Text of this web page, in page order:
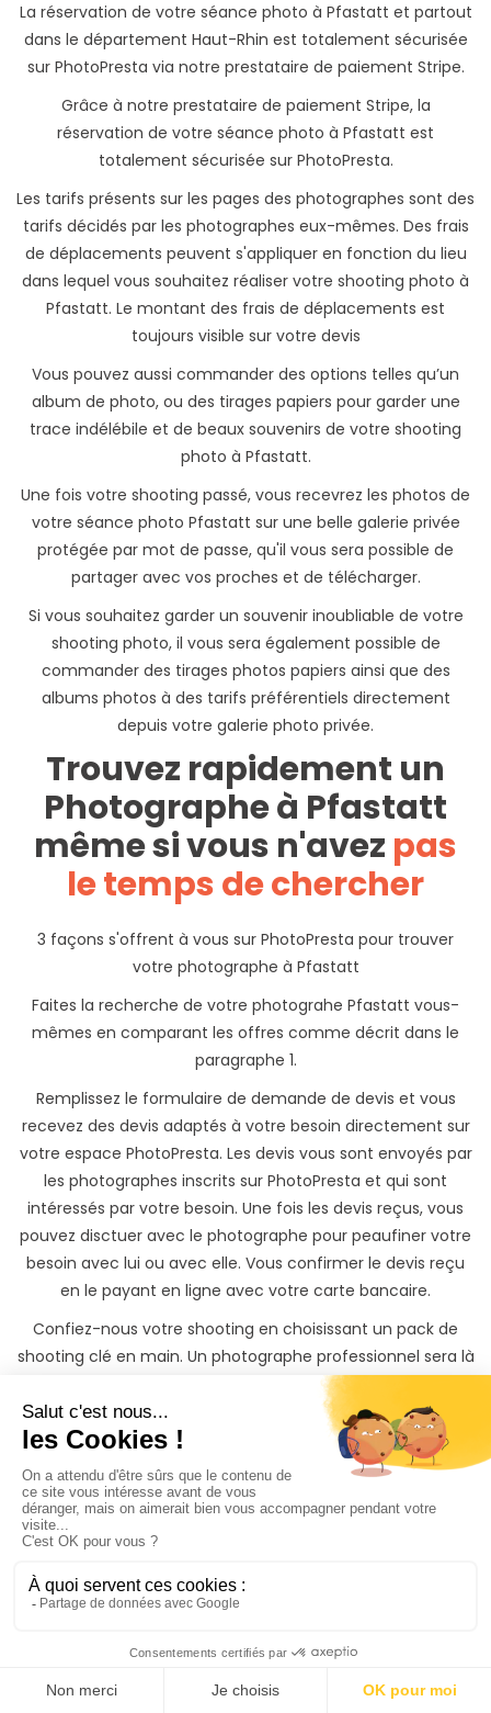
La réservation de votre séance photo à Pfastatt et partout
dans le département Haut-Rhin est totalement sécurisée
sur PhotoPresta via notre prestataire de paiement Stripe.
Grâce à notre prestataire de paiement Stripe, la
réservation de votre séance photo à Pfastatt est
totalement sécurisée sur PhotoPresta.
Les tarifs présents sur les pages des photographes sont des
tarifs décidés par les photographes eux-mêmes. Des frais
de déplacements peuvent s'appliquer en fonction du lieu
dans lequel vous souhaitez réaliser votre shooting photo à
Pfastatt. Le montant des frais de déplacements est
toujours visible sur votre devis
Vous pouvez aussi commander des options telles qu’un
album de photo, ou des tirages papiers pour garder une
trace indélébile et de beaux souvenirs de votre shooting
photo à Pfastatt.
Une fois votre shooting passé, vous recevrez les photos de
votre séance photo Pfastatt sur une belle galerie privée
protégée par mot de passe, qu'il vous sera possible de
partager avec vos proches et de télécharger.
Si vous souhaitez garder un souvenir inoubliable de votre
shooting photo, il vous sera également possible de
commander des tirages photos papiers ainsi que des
albums photos à des tarifs préférentiels directement
depuis votre galerie photo privée.
Trouvez rapidement un
Photographe à Pfastatt
même si vous n'avez pas
le temps de chercher
3 façons s'offrent à vous sur PhotoPresta pour trouver
votre photographe à Pfastatt
Faites la recherche de votre photograhe Pfastatt vous-
mêmes en comparant les offres comme décrit dans le
paragraphe 1.
Remplissez le formulaire de demande de devis et vous
recevez des devis adaptés à votre besoin directement sur
votre espace PhotoPresta. Les devis vous sont envoyés par
les photographes inscrits sur PhotoPresta et qui sont
intéressés par votre besoin. Une fois les devis reçus, vous
pouvez disctuer avec le photographe pour peaufiner votre
besoin avec lui ou avec elle. Vous confirmer le devis reçu
en le payant en ligne avec votre carte bancaire.
Confiez-nous votre shooting en choisissant un pack de
shooting clé en main. Un photographe professionnel sera là
le jour J pour réaliser les photos de %t2%. Grâce à notre
réseau de photographes, nous vous l'assurons ! Avec les
shootings clés en main, vous gagnez du temps et vous
économisez de l'argent. Vous récupérez vos photos sur une
belle galerie privée et partageable dans un délai maximum
de 72h après votre événement.
Offrez le plus beau des
cadeaux,des souvenirs
Vous souhaitez offrir un shooting photo à Pfastatt ?
Découvrez nos cartes cadeaux PhotoPresta du montant de